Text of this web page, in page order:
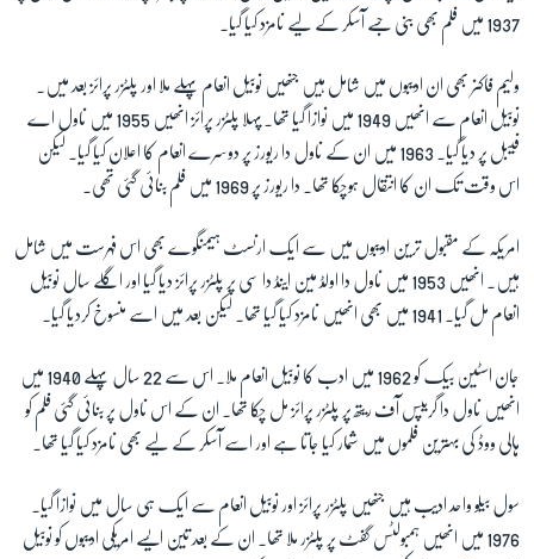
1937 میں فلم بھی بنی جسے آسکر کے لیے نامزد کیا گیا۔
ولیم فاکنر بھی ان ادیبوں میں شامل ہیں جنھیں نوبیل انعام پہلے ملا اور پلٹزر پرائز بعد میں۔
نوبیل انعام سے انھیں 1949 میں نوازا گیا تھا۔ پہلا پلٹزر پرائز انھیں 1955 میں ناول اے
فیبل پر دیا گیا۔ 1963 میں ان کے ناول دا ریورز پر دوسرے انعام کا اعلان کیا گیا۔ لیکن
اس وقت تک ان کا انتقال ہوچکا تھا۔ دا ریورز پر 1969 میں فلم بنائی گئی تھی۔
امریکہ کے مقبول ترین ادیبوں میں سے ایک ارنسٹ ہیمنگوے بھی اس فہرست میں شامل
ہیں۔ انھیں 1953 میں ناول دا اولڈ مین اینڈ دا سی پر پلٹزر پرائز دیا گیا اور اگلے سال نوبیل
انعام مل گیا۔ 1941 میں بھی انھیں نامزد کیا گیا تھا۔ لیکن بعد میں اسے منسوخ کردیا گیا۔
جان اسٹین بیک کو 1962 میں ادب کا نوبیل انعام ملا۔ اس سے 22 سال پہلے 1940 میں
انھیں ناول دا گریپس آف ریتھ پر پلٹزر پرائز مل چکا تھا۔ ان کے اس ناول پر بنائی گئی فلم کو
ہالی ووڈ کی بہترین فلموں میں شمار کیا جاتا ہے اور اسے آسکر کے لیے بھی نامزد کیا گیا تھا۔
سول بیلو واحد ادیب ہیں جنھیں پلٹزر پرائز اور نوبیل انعام سے ایک ہی سال میں نوازا گیا۔
1976 میں انھیں ہمبولٹس گفٹ پر پلٹزر ملا تھا۔ ان کے بعد تین ایسے امریکی ادیبوں کو نوبیل